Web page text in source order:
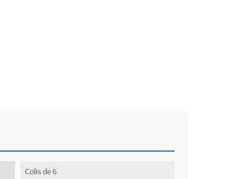
Colis de 6